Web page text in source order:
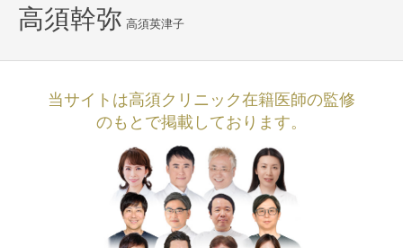
高須幹弥 高須英津子
当サイトは高須クリニック在籍医師の監修
のもとで掲載しております。